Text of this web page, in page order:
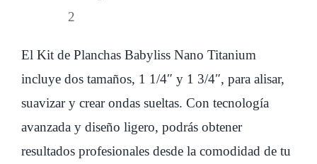
El Kit de Planchas Babyliss Nano Titanium
incluye dos tamaños, 1 1/4″ y 1 3/4″, para alisar,
suavizar y crear ondas sueltas. Con tecnología
avanzada y diseño ligero, podrás obtener
resultados profesionales desde la comodidad de tu